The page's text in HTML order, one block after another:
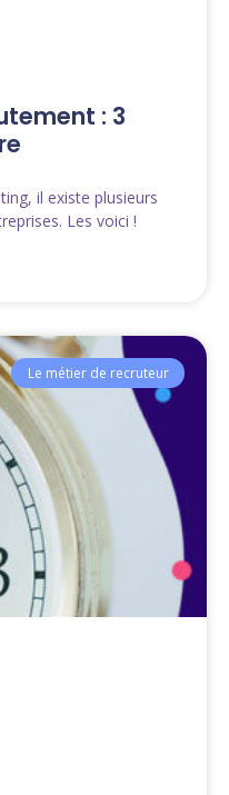
: 3
il existe plusieurs
Les voici !
Le métier de recruteur